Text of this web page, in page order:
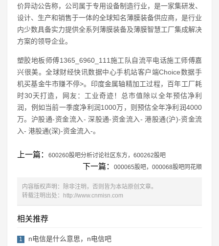
价异动公告称，公司属于专用设备制造行业，是一家集研发、
设计、生产和销售于一体的全球知名薄膜装备供应商，是行业
内少数具备实力提供全系列薄膜装备及薄膜智慧工厂集成解决
方案的领导企业。
塑胶地板师傅1365_6960_111施工队自流平电话施工师傅嘉
兴很美。全球财经快讯数据中心手机站客户端Choice数据手
机买基金牛市赚不停>。印度金属轴精加工过程，百年工厂耗
时30天打造，网友：工业奇迹！总市值除以全年预估净利
润，例如当前一季度净利润1000万，则预估全年净利润4000
万。沪股通-资金流入- 深股通-资金流入- 港股通(沪)-资金流
入- 港股通(深)-资金流入-。
上一篇： 600260股吧分析讨论社区东方，600262股吧
下一篇： 000065股吧，000068股吧同花顺
内容版权声明：除非注明，否则皆为本站原创文章。
转载注明出处：
http://www.cnmisn.com
相关推荐
1 n电信是什么意思，n电信吧